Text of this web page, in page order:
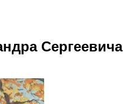
Сергеевича